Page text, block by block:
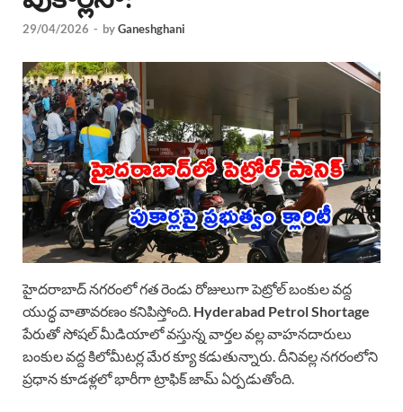
29/04/2026 - byGaneshghani
హైదరాబాద్ నగరంలో గత రెండు రోజులుగా పెట్రోల్ బంకుల వద్ద
యుద్ధ వాతావరణం కనిపిస్తోంది. Hyderabad Petrol Shortage
పేరుతో సోషల్ మీడియాలో వస్తున్న వార్తల వల్ల వాహనదారులు
బంకుల వద్ద కిలోమీటర్ల మేర క్యూ కడుతున్నారు. దీనివల్ల నగరంలోని
ప్రధాన కూడళ్లలో భారీగా ట్రాఫిక్ జామ్ ఏర్పడుతోంది.